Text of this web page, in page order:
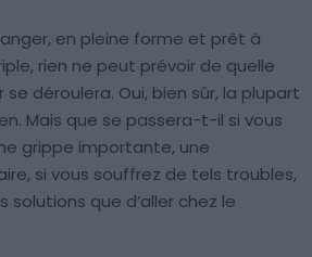
en pleine forme et prêt à
rien ne peut prévoir de quelle
déroulera. Oui, bien sûr, la plupart
Mais que se passera-t-il si vous
grippe importante, une
si vous souffrez de tels troubles,
solutions que d’aller chez le